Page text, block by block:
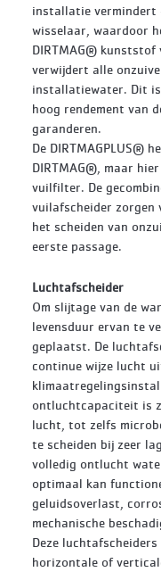
installatie vermindert
wisselaar, waardoor
DIRTMAG® kunststof
verwijdert alle
installatiewater. Dit is
hoog rendement van
garanderen.
De DIRTMAGPLUS®
DIRTMAG®, maar
vuilfilter. De
vuilafscheider zorgen
het scheiden van
eerste passage.
Luchtafscheider
Om slijtage van de
levensduur ervan te
geplaatst. De
continue wijze lucht
ontluchtcapaciteit is
lucht, tot zelfs
te scheiden bij zeer
volledig ontlucht
optimaal kan
geluidsoverlast,
mechanische
Deze
horizontale of